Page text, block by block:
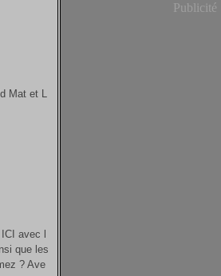
Mat et L
avec l
que les
? Ave
Publicité